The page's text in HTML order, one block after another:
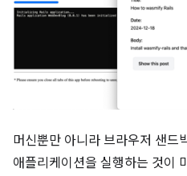
머신뿐만 아니라 브라우저 샌드
애플리케이션을 실행하는 것이